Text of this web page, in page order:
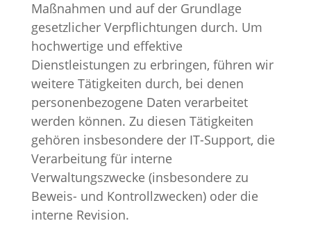
Maßnahmen und auf der Grundlage
gesetzlicher Verpflichtungen durch. Um
hochwertige und effektive
Dienstleistungen zu erbringen, führen wir
weitere Tätigkeiten durch, bei denen
personenbezogene Daten verarbeitet
werden können. Zu diesen Tätigkeiten
gehören insbesondere der IT-Support, die
Verarbeitung für interne
Verwaltungszwecke (insbesondere zu
Beweis- und Kontrollzwecken) oder die
interne Revision.